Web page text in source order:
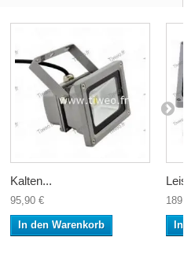
Kalten...
95,90 €
In den Warenkorb In